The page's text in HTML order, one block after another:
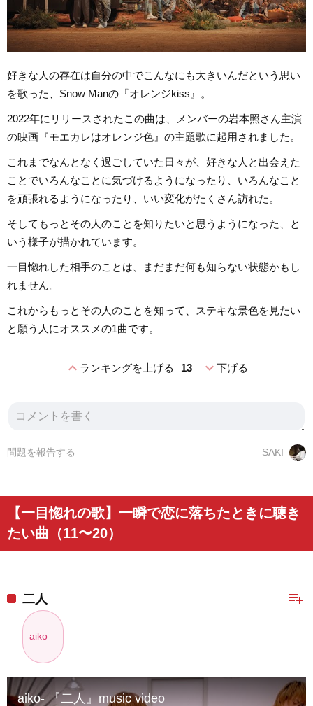
好きな人の存在は自分の中でこんなにも大きいんだという思い
を歌った、Snow Manの『オレンジkiss』。
2022年にリリースされたこの曲は、メンバーの岩本照さん主演
の映画『モエカレはオレンジ色』の主題歌に起用されました。
これまでなんとなく過ごしていた日々が、好きな人と出会えた
ことでいろんなことに気づけるようになったり、いろんなこと
を頑張れるようになったり、いい変化がたくさん訪れた。
そしてもっとその人のことを知りたいと思うようになった、と
いう様子が描かれています。
一目惚れした相手のことは、まだまだ何も知らない状態かもし
れません。
これからもっとその人のことを知って、ステキな景色を見たい
と願う人にオススメの1曲です。
expand_lessランキングを上げる 13 expand_more下げる
SAKI
問題を報告する
【一目惚れの歌】一瞬で恋に落ちたときに聴き
たい曲（11〜20）
playlist_add
二人
aiko
aiko- 『二人』music video